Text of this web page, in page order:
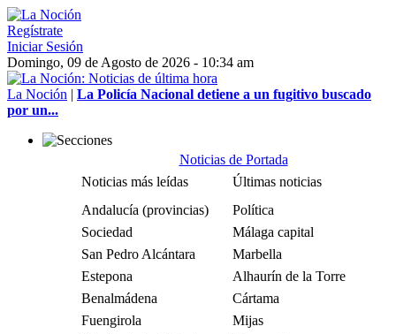
Regístrate
Iniciar Sesión
Domingo, 09 de Agosto de 2026 - 10:34 am
La Noción | La Policía Nacional detiene a un fugitivo buscado
por un...
Noticias de Portada
Noticias más leídas
Últimas noticias
Andalucía (provincias)
Política
Sociedad
Málaga capital
San Pedro Alcántara
Marbella
Estepona
Alhaurín de la Torre
Benalmádena
Cártama
Fuengirola
Mijas